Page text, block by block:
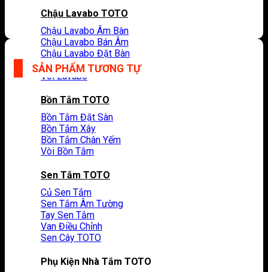
Chậu Lavabo TOTO
Chậu Lavabo Âm Bàn
Chậu Lavabo Bán Âm
Chậu Lavabo Đặt Bàn
Chậu Lavabo Dương Vành
Vòi Lavabo
Bồn Tắm TOTO
Bồn Tắm Đặt Sàn
Bồn Tắm Xây
Bồn Tắm Chân Yếm
Vòi Bồn Tắm
Sen Tắm TOTO
Củ Sen Tắm
Sen Tắm Âm Tường
Tay Sen Tắm
Van Điều Chỉnh
Sen Cây TOTO
Phụ Kiện Nhà Tắm TOTO
SẢN PHẨM TƯƠNG TỰ